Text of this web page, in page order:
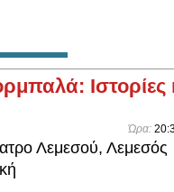
Ιστορίες
Ώρα:
Λεμεσού, Λεμεσός